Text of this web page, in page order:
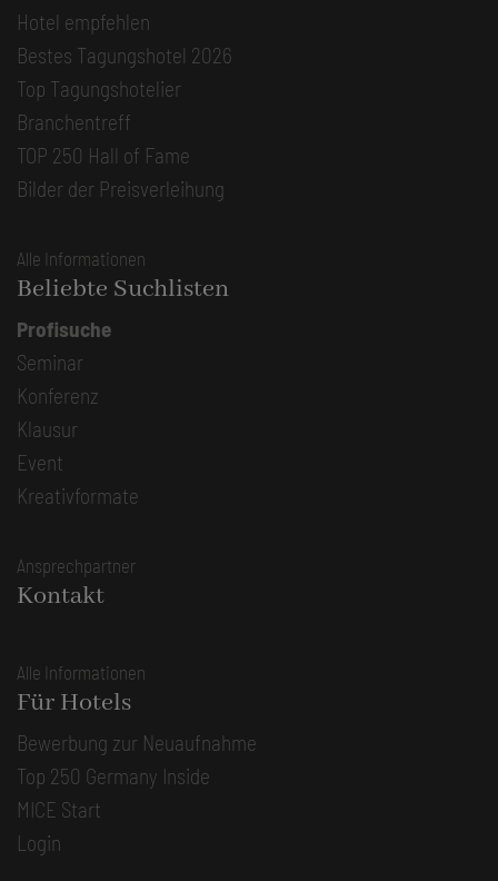
Hotel empfehlen
Bestes Tagungshotel 2026
Top Tagungshotelier
Branchentreff
TOP 250 Hall of Fame
Bilder der Preisverleihung
Alle Informationen
Beliebte Suchlisten
Profisuche
Seminar
Konferenz
Klausur
Event
Kreativformate
Ansprechpartner
Kontakt
Alle Informationen
Für Hotels
Bewerbung zur Neuaufnahme
Top 250 Germany Inside
MICE Start
Login